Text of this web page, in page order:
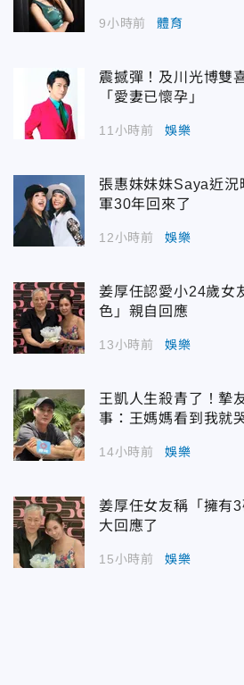
9小時前 體育
震撼彈！及川光博
「愛妻已懷孕」
11小時前 娛樂
張惠妹妹妹Saya近
軍30年回來了
12小時前 娛樂
姜厚任認愛小24歲女
色」親自回應
13小時前 娛樂
王凱人生殺青了！摯
事：王媽媽看到我就
14小時前 娛樂
姜厚任女友稱「擁有
大回應了
15小時前 娛樂